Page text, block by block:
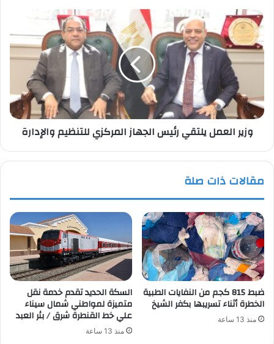
الثلاثاء
24
ديسمبر
2024
وزير
العمل
يلتقي
رئيس
الجهاز
المركزي
للتنظيم
والإدارة
وزير العمل يلتقي رئيس الجهاز المركزي للتنظيم والإدارة
مقالات ذات صلة
ضبط 815 كجم من النفايات الطبية
الخطرة أثناء تسريبها بكفر الشيخ
منذ 13 ساعة
السكة الحديد تقدم خدمة نقل
متميزة لمواطني شمال سيناء
علي خط القنطرة شرق / بئر العبد
منذ 13 ساعة